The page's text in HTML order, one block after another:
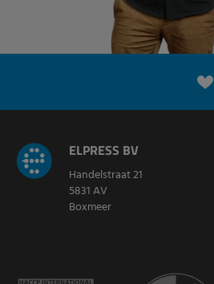
ELPRESS BV
Handelstraat 21
5831 AV
Boxmeer